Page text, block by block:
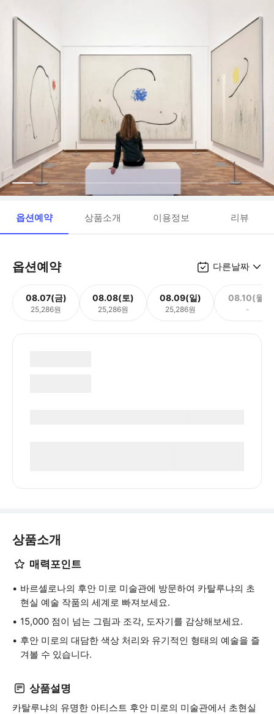
옵션예약 상품소개 이용정보 리뷰
옵션예약 다른날짜
08.07(금)
25,286원
08.08(토)
25,286원
08.09(일)
25,286원
08.10(월)
-
상품소개
매력포인트
바르셀로나의 후안 미로 미술관에 방문하여 카탈루냐의 초
현실 예술 작품의 세계로 빠져보세요.
15,000 점이 넘는 그림과 조각, 도자기를 감상해보세요.
후안 미로의 대담한 색상 처리와 유기적인 형태의 예술을 즐
겨볼 수 있습니다.
상품설명
카탈루냐의 유명한 아티스트 후안 미로의 미술관에서 초현실